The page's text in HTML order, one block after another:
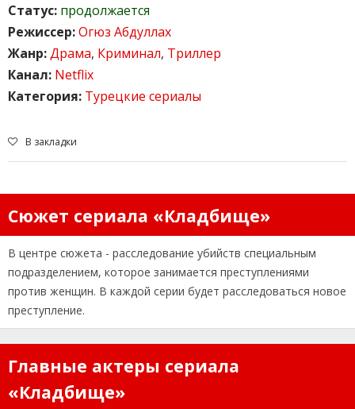
Статус: продолжается
Режиссер:Огюз Абдуллах
Жанр:Драма, Криминал, Триллер
Канал: Netflix
Категория: Турецкие сериалы
В закладки
Сюжет сериала «Кладбище»
В центре сюжета - расследование убийств специальным
подразделением, которое занимается преступлениями
против женщин. В каждой серии будет расследоваться новое
преступление.
Главные актеры сериала
«Кладбище»